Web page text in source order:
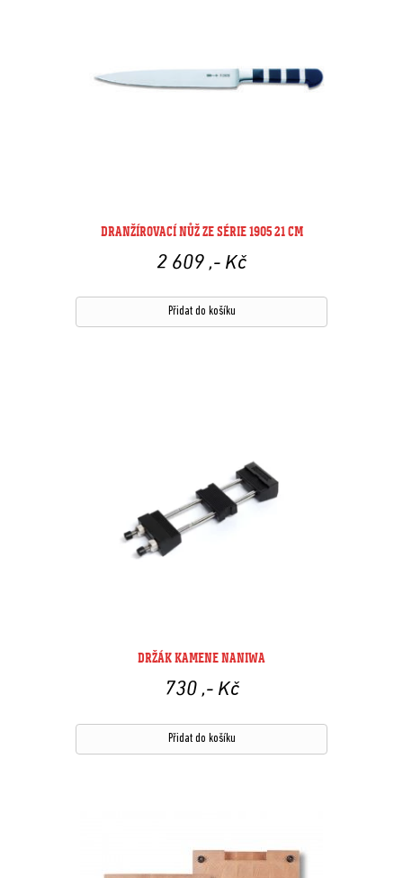
DRANŽÍROVACÍ NŮŽ ZE SÉRIE 1905 21 CM
2 609 ,- Kč
Přidat do košíku
DRŽÁK KAMENE NANIWA
730 ,- Kč
Přidat do košíku